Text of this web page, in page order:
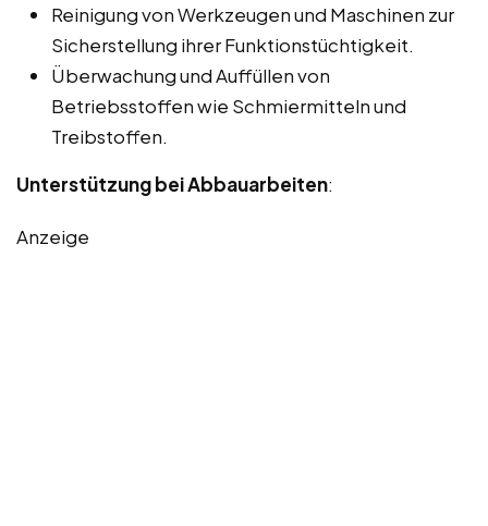
Reinigung von Werkzeugen und Maschinen zur
Sicherstellung ihrer Funktionstüchtigkeit.
Überwachung und Auffüllen von
Betriebsstoffen wie Schmiermitteln und
Treibstoffen.
Unterstützung bei Abbauarbeiten:
Anzeige